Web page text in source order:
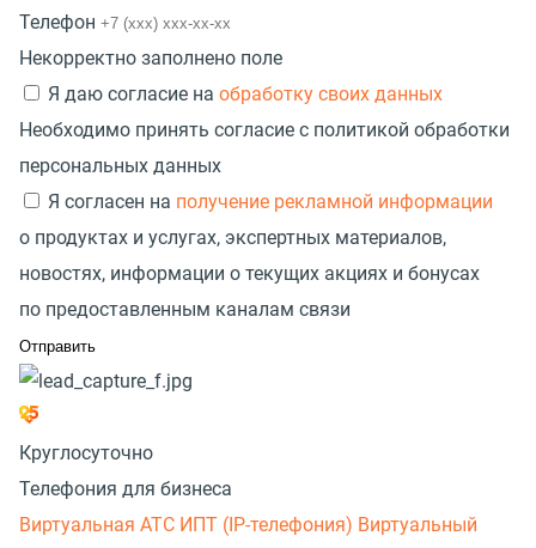
Телефон
Некорректно заполнено поле
Я даю согласие на обработку своих данных
Необходимо принять согласие с политикой обработки
персональных данных
Я согласен на получение рекламной информации
о продуктах и услугах, экспертных материалов,
новостях, информации о текущих акциях и бонусах
по предоставленным каналам связи
Круглосуточно
Телефония для бизнеса
Виртуальная АТС ИПТ (IP-телефония) Виртуальный